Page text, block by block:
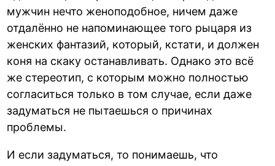
мужчин нечто женоподобное, ничем даже
отдалённо не напоминающее того рыцаря из
женских фантазий, который, кстати, и должен
коня на скаку останавливать. Однако это всё
же стереотип, с которым можно полностью
согласиться только в том случае, если даже
задуматься не пытаешься о причинах
проблемы.
И если задуматься, то понимаешь, что